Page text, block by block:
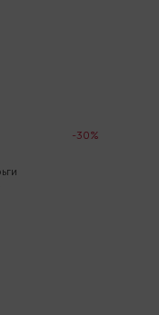
-30%